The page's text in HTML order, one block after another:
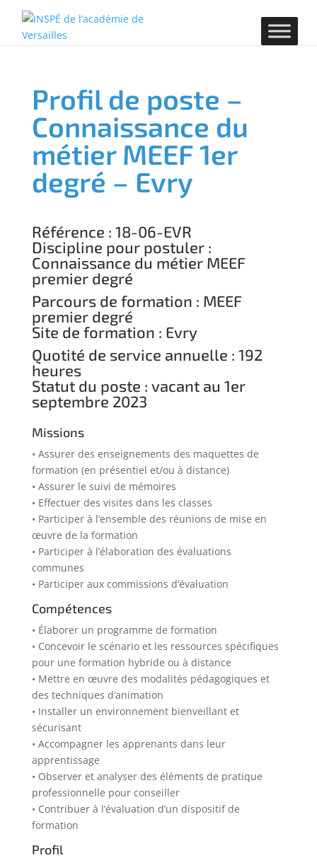
Profil de poste –
Connaissance du
métier MEEF 1er
degré – Evry
Référence : 18-06-EVR
Discipline pour postuler :
Connaissance du métier MEEF
premier degré
Parcours de formation : MEEF
premier degré
Site de formation : Evry
Quotité de service annuelle : 192
heures
Statut du poste : vacant au 1er
septembre 2023
Missions
• Assurer des enseignements des maquettes de
formation (en présentiel et/ou à distance)
• Assurer le suivi de mémoires
• Effectuer des visites dans les classes
• Participer à l’ensemble des réunions de mise en
œuvre de la formation
• Participer à l’élaboration des évaluations
communes
• Participer aux commissions d’évaluation
Compétences
• Élaborer un programme de formation
• Concevoir le scénario et les ressources spécifiques
pour une formation hybride ou à distance
• Mettre en œuvre des modalités pédagogiques et
des techniques d’animation
• Installer un environnement bienveillant et
sécurisant
• Accompagner les apprenants dans leur
apprentissage
• Observer et analyser des éléments de pratique
professionnelle pour conseiller
• Contribuer à l’évaluation d’un dispositif de
formation
Profil